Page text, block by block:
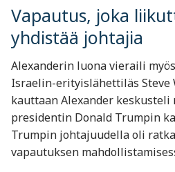
Vapautus, joka
yhdistää johtajia
Alexanderin luona vieraili
Israelin-erityislähettiläs Steve
kauttaan Alexander keskusteli
presidentin Donald Trumpin
Trumpin johtajuudella oli
vapautuksen